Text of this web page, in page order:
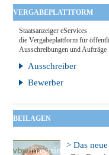
VERGABEPLATTFORM
Staatsanzeiger eServices
die Vergabeplattform für
Ausschreibungen und Aufträge
Ausschreiber
Bewerber
BEILAGEN
> Das